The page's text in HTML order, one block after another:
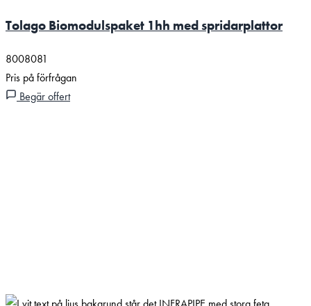
Tolago Biomodulspaket 1hh med spridarplattor
8008081
Pris på förfrågan
Begär offert